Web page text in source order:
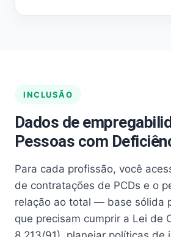
INCLUSÃO
Dados de
Pessoas com
Para cada profissão, você
de contratações de PCDs e o
relação ao total — base sólida
que precisam cumprir a Lei de